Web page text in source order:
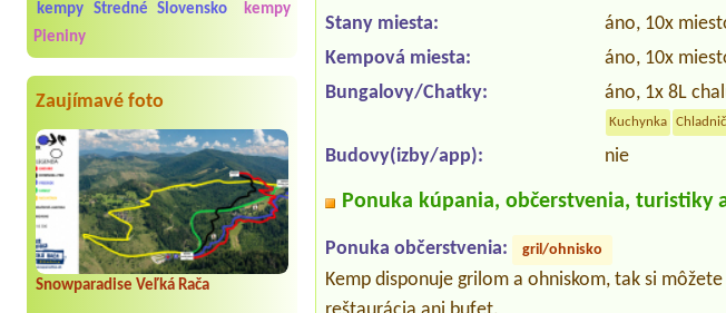
kempy Stredné Slovensko
kempy
Pieniny
Zaujímavé foto
Snowparadise Veľká Rača
Stany miesta:
áno, 10x
Kempová miesta:
áno, 10x
Bungalovy/Chatky:
áno, 1x 8L
Kuchynka
Budovy(izby/app): nie
Ponuka kúpania, občerstvenia, turistiky
Ponuka občerstvenia: gril/ohnisko
Kemp disponuje grilom a ohniskom, tak si